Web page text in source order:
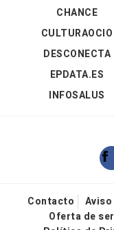
CHANCE
CULTURAOCIO
DESCONECTA
EPDATA.ES
INFOSALUS
Contacto
Oferta de